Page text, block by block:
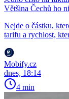
Většina Čechů ho
Nejde o částku,
tarifu a rychlost,
Mobify.cz
dnes, 18:14
4 min